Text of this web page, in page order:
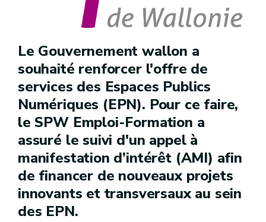
Le Gouvernement wallon a
souhaité renforcer l'offre de
services des Espaces Publics
Numériques (EPN). Pour ce faire,
le SPW Emploi-Formation a
assuré le suivi d'un appel à
manifestation d’intérêt (AMI) afin
de financer de nouveaux projets
innovants et transversaux au sein
des EPN.